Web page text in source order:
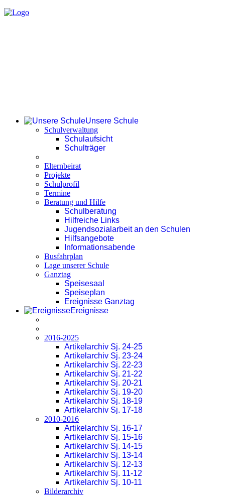
Unsere Schule
Schulverwaltung
Schulaufsicht
Schulträger
Elternbeirat
Projekte
Schulprofil
Termine
Beratung und Hilfe
Schulberatung
Hilfreiche Links
Jugendsozialarbeit an den Schulen
Hilfsangebote
Informationsabende
Busfahrplan
Lage unserer Schule
Ganztag
Speisesaal
Speiseplan
Ereignisse Ganztag
Ereignisse
2016-2025
Artikelarchiv Sj. 24-25
Artikelarchiv Sj. 23-24
Artikelarchiv Sj. 22-23
Artikelarchiv Sj. 21-22
Artikelarchiv Sj. 20-21
Artikelarchiv Sj. 19-20
Artikelarchiv Sj. 18-19
Artikelarchiv Sj. 17-18
2010-2016
Artikelarchiv Sj. 16-17
Artikelarchiv Sj. 15-16
Artikelarchiv Sj. 14-15
Artikelarchiv Sj. 13-14
Artikelarchiv Sj. 12-13
Artikelarchiv Sj. 11-12
Artikelarchiv Sj. 10-11
Bilderarchiv